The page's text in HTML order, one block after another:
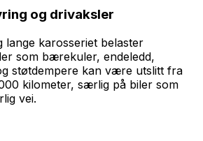
og drivaksler
lange karosseriet belaster
som bærekuler, endeledd,
støtdempere kan være utslitt fra
kilometer, særlig på biler som
vei.